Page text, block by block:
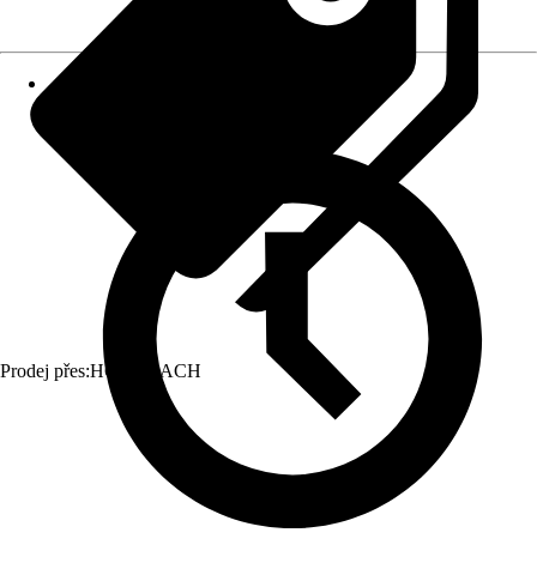
Prodej přes:HORNBACH